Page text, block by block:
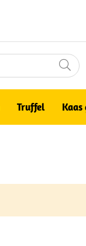
Truffel Kaas